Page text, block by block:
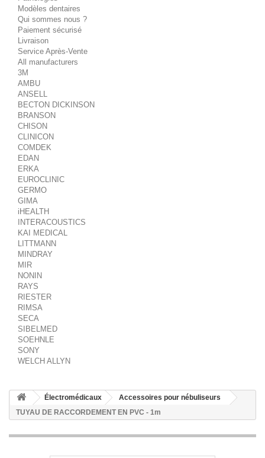
Modèles dentaires
Qui sommes nous ?
Paiement sécurisé
Livraison
Service Après-Vente
All manufacturers
3M
AMBU
ANSELL
BECTON DICKINSON
BRANSON
CHISON
CLINICON
COMDEK
EDAN
ERKA
EUROCLINIC
GERMO
GIMA
iHEALTH
INTERACOUSTICS
KAI MEDICAL
LITTMANN
MINDRAY
MIR
NONIN
RAYS
RIESTER
RIMSA
SECA
SIBELMED
SOEHNLE
SONY
WELCH ALLYN
Électromédicaux
Accessoires pour nébuliseurs
TUYAU DE RACCORDEMENT EN PVC - 1m